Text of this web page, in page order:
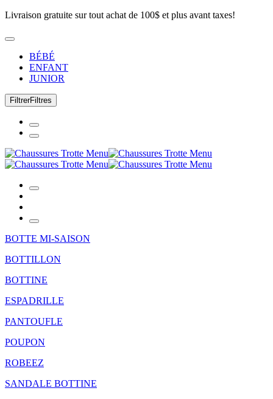
Livraison gratuite sur tout achat de 100$ et plus avant taxes!
BÉBÉ
ENFANT
JUNIOR
FiltrerFiltres
BOTTE MI-SAISON
BOTTILLON
BOTTINE
ESPADRILLE
PANTOUFLE
POUPON
ROBEEZ
SANDALE BOTTINE